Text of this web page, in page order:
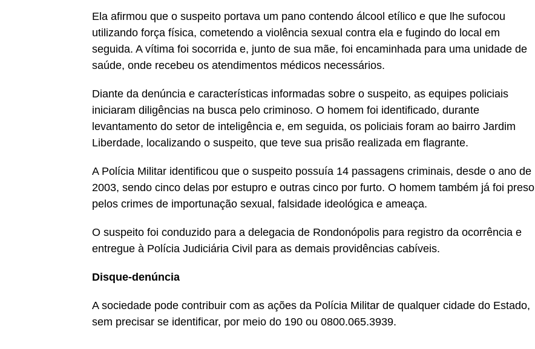
Ela afirmou que o suspeito portava um pano contendo álcool etílico e que lhe sufocou
utilizando força física, cometendo a violência sexual contra ela e fugindo do local em
seguida. A vítima foi socorrida e, junto de sua mãe, foi encaminhada para uma unidade de
saúde, onde recebeu os atendimentos médicos necessários.
Diante da denúncia e características informadas sobre o suspeito, as equipes policiais
iniciaram diligências na busca pelo criminoso. O homem foi identificado, durante
levantamento do setor de inteligência e, em seguida, os policiais foram ao bairro Jardim
Liberdade, localizando o suspeito, que teve sua prisão realizada em flagrante.
A Polícia Militar identificou que o suspeito possuía 14 passagens criminais, desde o ano de
2003, sendo cinco delas por estupro e outras cinco por furto. O homem também já foi preso
pelos crimes de importunação sexual, falsidade ideológica e ameaça.
O suspeito foi conduzido para a delegacia de Rondonópolis para registro da ocorrência e
entregue à Polícia Judiciária Civil para as demais providências cabíveis.
Disque-denúncia
A sociedade pode contribuir com as ações da Polícia Militar de qualquer cidade do Estado,
sem precisar se identificar, por meio do 190 ou 0800.065.3939.